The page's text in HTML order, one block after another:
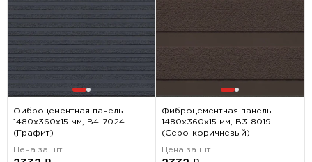
Фиброцементная панель
1480х360х15 мм, B4-7024
(Графит)
Цена за шт
Фиброцементная панель
1480х360х15 мм, B3-8019
(Серо-коричневый)
Цена за шт